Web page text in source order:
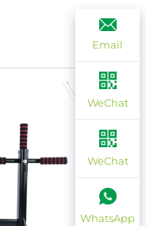
Email
WeChat
WeChat
WhatsApp